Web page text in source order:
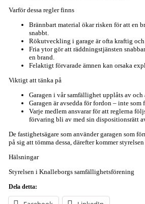
Varför dessa regler finns
Brännbart material ökar risken för att en
snabbt.
Rökutveckling i garage är ofta kraftig
Fria ytor gör att räddningstjänsten
en brand.
Felaktigt förvarade ämnen kan orsaka
Viktigt att tänka på
Garagen i vår samfällighet upplåts av och
Garagen är avsedda för fordon – inte som
Varje medlem ansvarar för att reglerna
förvaring bli av med sin dispositionsrätt
De fastighetsägare som använder garagen som
på sig att tömma dessa, därefter kommer
Hälsningar
Styrelsen i Knalleborgs samfällighetsförening
Dela detta: